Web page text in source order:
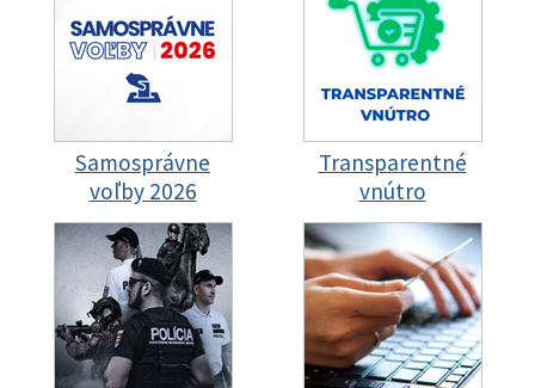
Samosprávne
voľby 2026
Transparentné
vnútro